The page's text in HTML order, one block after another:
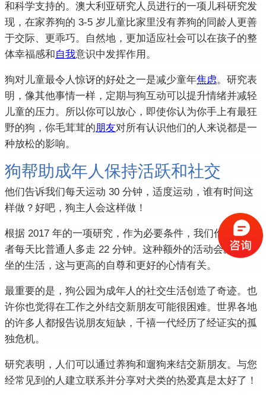
和科学支持的。 澳大利亚研究人员进行的一项儿科研究发
现，在家养狗的 3-5 岁儿童比家里没有养狗的同龄人更善
于交际、更乖巧。
自然地，更加适应社会可以在孩子的整
体幸福感和 自我意识中发挥作用。
狗对儿童最令人惊讶的好处之一是减少童年焦虑。 研究表
明，像其他事情一样，定期与狗互动可以提升情绪并减轻
儿童的压力。 所以你可以放心，即使你认为你手上有最狂
野的狗，你毛茸茸的朋友对所有认识他们的人来说都是一
种放松的影响。
狗帮助成年人保持活跃和社交
他们告诉我们每天运动 30 分钟，适度运动 ，谁有时间这
样做？ 好吧，狗主人会这样做！
根据 2017 年的一项研究，作为必要条件，我们作为养狗
者每天比普通人多走 22 分钟。 这种额外的活动会减少久
坐的生活，这与更高的自尊和更好的心情有关。
最重要的是，狗公园为成年人的社交生活创造了奇迹。 也
许你也觉得在工作之外结交新朋友可能很困难。 世界各地
的许多人都报告说朋友短缺，千禧一代经历了经证实的孤
独危机。
研究表明，人们可以通过养狗和遛狗来结交新朋友。 与您
经常见到的人建立联系并分享对犬类的热爱真是太好了！